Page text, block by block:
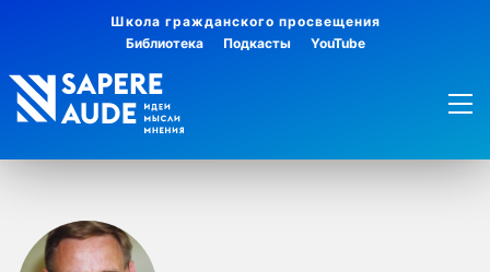
Школа гражданского просвещения
Библиотека
Подкасты YouTube